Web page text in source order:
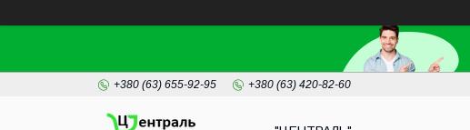
+380 (63) 655-92-95 +380 (63) 420-82-60